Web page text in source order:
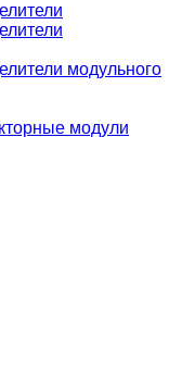
модульного
модули